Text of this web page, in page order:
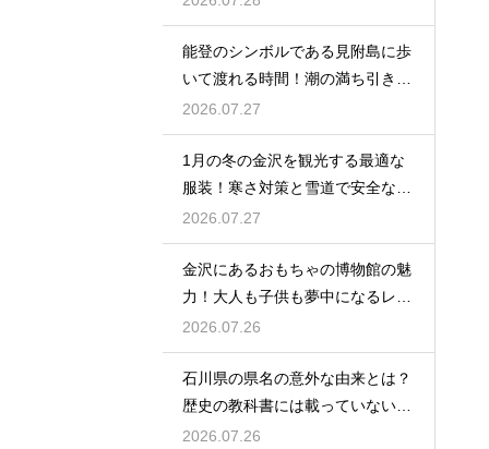
能登のシンボルである見附島に歩
いて渡れる時間！潮の満ち引きが
生む奇跡
2026.07.27
1月の冬の金沢を観光する最適な
服装！寒さ対策と雪道で安全な靴
の選び方
2026.07.27
金沢にあるおもちゃの博物館の魅
力！大人も子供も夢中になるレト
ロな世界
2026.07.26
石川県の県名の意外な由来とは？
歴史の教科書には載っていない興
味深い話
2026.07.26